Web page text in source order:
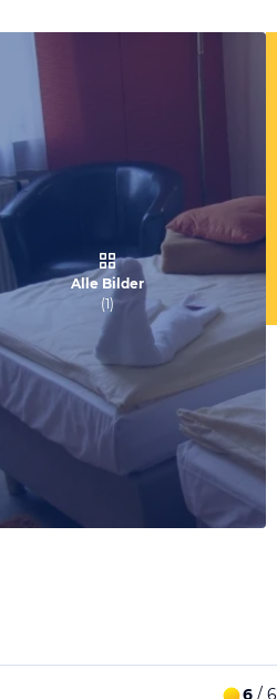
Alle Bilder
(1)
6/ 6